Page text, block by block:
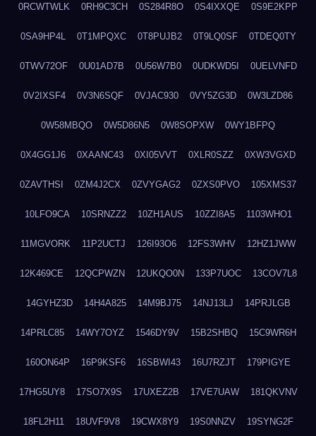
0RCWTWLK 0RH9C3CH 0S284R8O 0S4IXXQE 0S9E2KPP
0SA9HP4L 0T1MPQXC 0T8PUJB2 0T9LQ0SF 0TDEQ0TY
0TWV72OF 0U01AD7B 0U56W7B0 0UDKWD5I 0UELVNFD
0V2IXSF4 0V3N6SQF 0VJAC930 0VY5ZG3D 0W3LZD86
0W58MBQO 0W5D86N5 0W8SOPXW 0WY1BFPQ
0X4GG1J6 0XAANC43 0XI05VVT 0XLR0SZZ 0XW3VGXD
0ZAVTHSI 0ZM4J2CX 0ZVYGAG2 0ZXS0PVO 105XMS37
10LFO9CA 10SRNZZ2 10ZH1AUS 10ZZI8A5 1103WHO1
11MGVORK 11P2UCTJ 126I93O6 12FS3WHV 12HZ1JWW
12K469CE 12QCPWZN 12UKQO0N 133P7UOC 13COV7L8
14GYHZ3D 14H4A825 14M9BJ75 14NJ13LJ 14PRJLGB
14PRLC85 14WY7OYZ 1546DY9V 15B2SHBQ 15C9WR6H
160ON64P 16P9KSF6 16SBWI43 16U7RZJT 179PIGYE
17HG5UY8 17SO7X9S 17UXEZ2B 17VE7UAW 181QKVNV
18FL2H11 18UVF9V8 19CWX8Y9 19S0NNZV 19SYNG2F